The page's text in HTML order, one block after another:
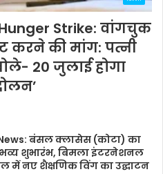
Strike: वांगचुक
की मांग: पत्नी
20 जुलाई होगा
बंसल क्लासेस (कोटा) का
शुभारंभ, बिमला इंटरनेशनल
में नए शैक्षणिक विंग का उद्घाटन